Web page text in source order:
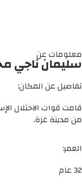
معلومات عن
سليمان ناجي
تفاصيل عن المكان:
قامت قوات الاحتلال
من مدينة غزة.
العمر:
32 عام